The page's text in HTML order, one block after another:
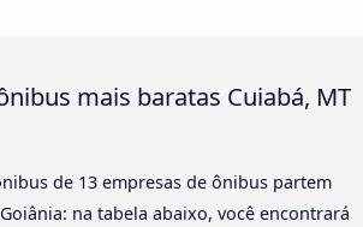
mais baratas Cuiabá, MT
de 13 empresas de ônibus partem
na tabela abaixo, você encontrará